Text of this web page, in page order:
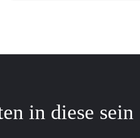
in diese sein